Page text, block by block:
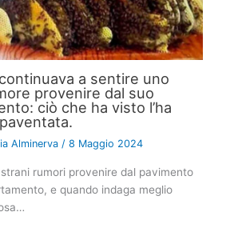
a sentire uno
provenire dal suo
ciò che ha visto l’ha
Alminerva/8 Maggio 2024
rumori provenire dal pavimento
e quando indaga meglio